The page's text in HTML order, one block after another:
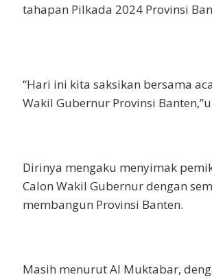
tahapan Pilkada 2024 Provinsi
“Hari ini kita saksikan bersama
Wakil Gubernur Provinsi
Dirinya mengaku menyimak
Calon Wakil Gubernur dengan
membangun Provinsi Banten.
Masih menurut Al Muktabar,